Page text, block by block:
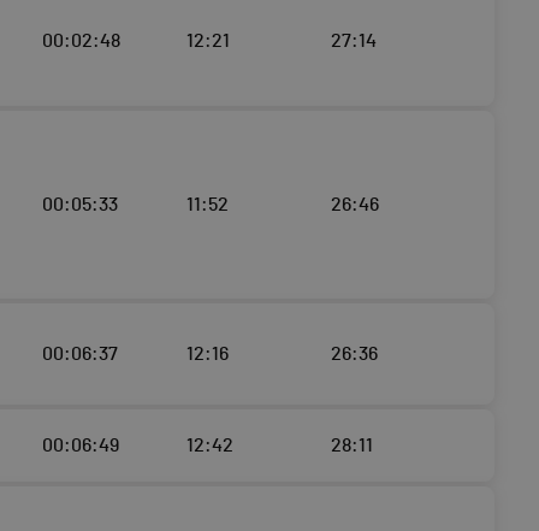
00:02:48 12:21 27:14
00:05:33 11:52 26:46
00:06:37 12:16 26:36
00:06:49 12:42 28:11